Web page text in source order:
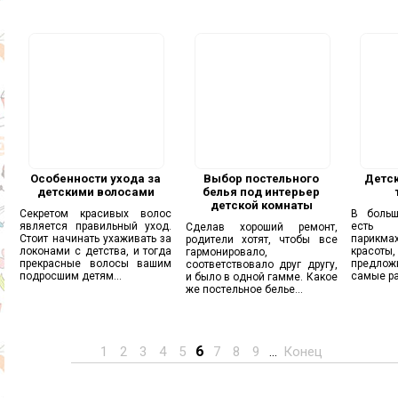
Особенности ухода за
детскими волосами
Секретом красивых волос
является правильный уход.
Стоит начинать ухаживать за
локонами с детства, и тогда
прекрасные волосы вашим
подросшим детям...
Выбор постельного
белья под интерьер
детской комнаты
Сделав хороший ремонт,
родители хотят, чтобы все
гармонировало,
соответствовало друг другу,
и было в одной гамме. Какое
же постельное белье...
В
самые
1 2 3 4 5 6 7 8 9 ... Конец